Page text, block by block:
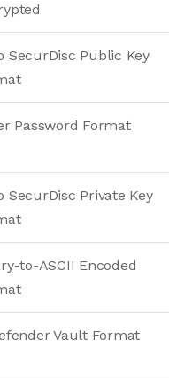
SecurDisc Public Key
Password Format
SecurDisc Private Key
to-ASCII Encoded
Vault Format